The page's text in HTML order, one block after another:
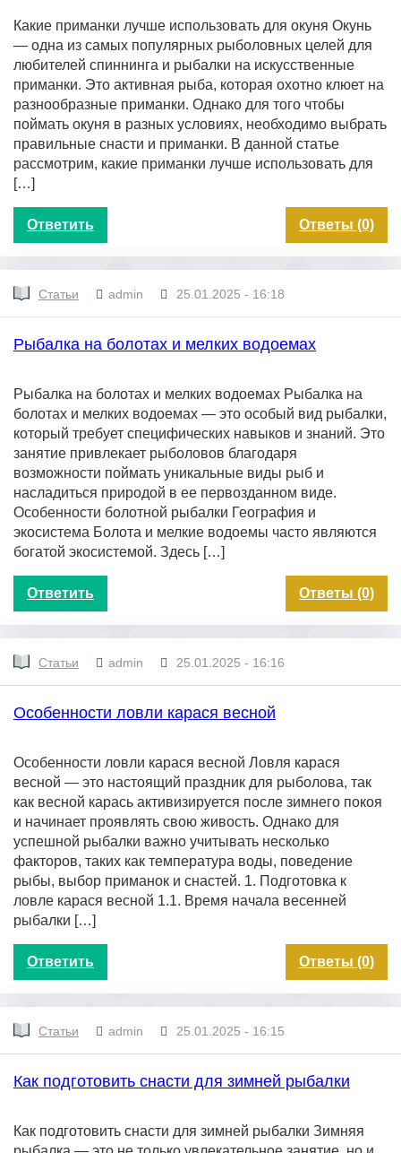
Какие приманки лучше использовать для окуня Окунь
— одна из самых популярных рыболовных целей для
любителей спиннинга и рыбалки на искусственные
приманки. Это активная рыба, которая охотно клюет на
разнообразные приманки. Однако для того чтобы
поймать окуня в разных условиях, необходимо выбрать
правильные снасти и приманки. В данной статье
рассмотрим, какие приманки лучше использовать для
[…]
Ответить Ответы (0)
Статьи admin 25.01.2025 - 16:18
Рыбалка на болотах и мелких водоемах
Рыбалка на болотах и мелких водоемах Рыбалка на
болотах и мелких водоемах — это особый вид рыбалки,
который требует специфических навыков и знаний. Это
занятие привлекает рыболовов благодаря
возможности поймать уникальные виды рыб и
насладиться природой в ее первозданном виде.
Особенности болотной рыбалки География и
экосистема Болота и мелкие водоемы часто являются
богатой экосистемой. Здесь […]
Ответить Ответы (0)
Статьи admin 25.01.2025 - 16:16
Особенности ловли карася весной
Особенности ловли карася весной Ловля карася
весной — это настоящий праздник для рыболова, так
как весной карась активизируется после зимнего покоя
и начинает проявлять свою живость. Однако для
успешной рыбалки важно учитывать несколько
факторов, таких как температура воды, поведение
рыбы, выбор приманок и снастей. 1. Подготовка к
ловле карася весной 1.1. Время начала весенней
рыбалки […]
Ответить Ответы (0)
Статьи admin 25.01.2025 - 16:15
Как подготовить снасти для зимней рыбалки
Как подготовить снасти для зимней рыбалки Зимняя